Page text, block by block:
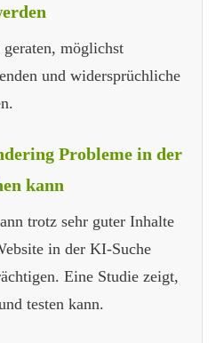
möglichst
und widersprüchliche
Probleme in der
kann
trotz sehr guter Inhalte
in der KI-Suche
Eine Studie zeigt,
testen kann.